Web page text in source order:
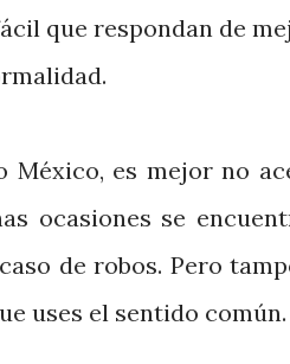
que respondan de
México, es mejor no
ocasiones se
de robos. Pero
uses el sentido común.